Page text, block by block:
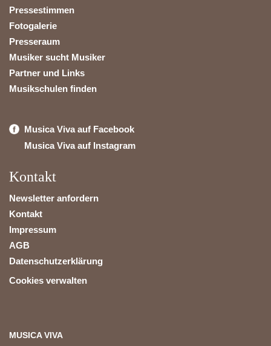
Pressestimmen
Fotogalerie
Presseraum
Musiker sucht Musiker
Partner und Links
Musikschulen finden
Musica Viva auf Facebook
Musica Viva auf Instagram
Kontakt
Newsletter anfordern
Kontakt
Impressum
AGB
Datenschutzerklärung
Cookies verwalten
MUSICA VIVA